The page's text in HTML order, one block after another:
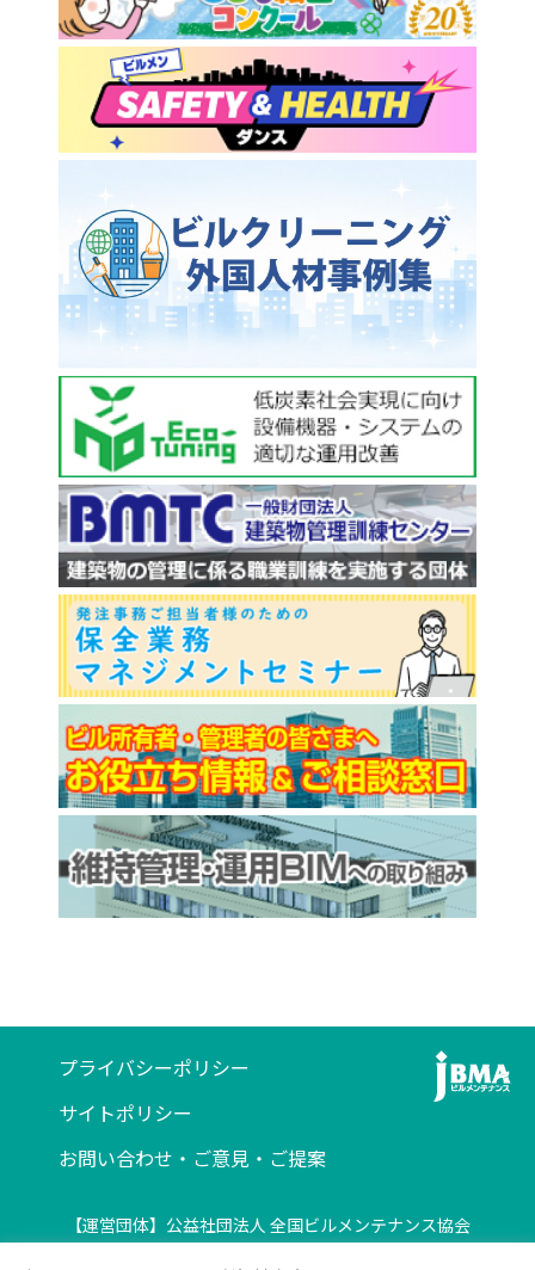
プライバシーポリシー
サイトポリシー
お問い合わせ・ご意見・ご提案
【運営団体】公益社団法人 全国ビルメンテナンス協会